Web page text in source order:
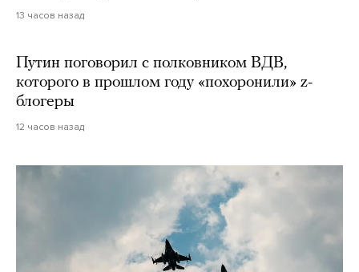
13 часов назад
Путин поговорил с полковником ВДВ,
которого в прошлом году «похоронили» z-
блогеры
12 часов назад